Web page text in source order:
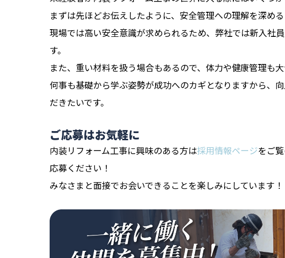
まずは先ほどお伝えしたように、安全管理への理解を深める
現場では高い安全意識が求められるため、弊社では新入社
す。
また、重い材料を扱う場合もあるので、体力や健康管理も大
何事も基礎から学ぶ姿勢が成功へのカギとなりますから、
だきたいです。
ご応募はお気軽に
内装リフォーム工事に興味のある方は採用情報ページをご
応募ください！
みなさまと面接でお会いできることを楽しみにしています！